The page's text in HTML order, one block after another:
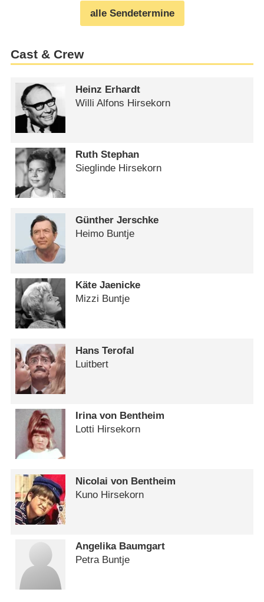
alle Sendetermine
Cast & Crew
Heinz Erhardt
Willi Alfons Hirsekorn
Ruth Stephan
Sieglinde Hirsekorn
Günther Jerschke
Heimo Buntje
Käte Jaenicke
Mizzi Buntje
Hans Terofal
Luitbert
Irina von Bentheim
Lotti Hirsekorn
Nicolai von Bentheim
Kuno Hirsekorn
Angelika Baumgart
Petra Buntje